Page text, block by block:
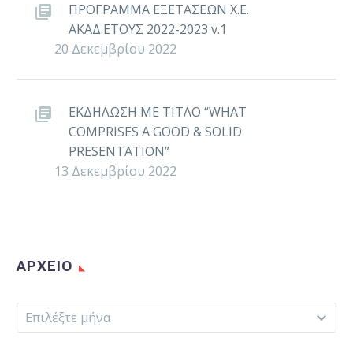
ΠΡΟΓΡΑΜΜΑ ΕΞΕΤΑΣΕΩΝ Χ.Ε.
ΑΚΑΔ.ΕΤΟΥΣ 2022-2023 v.1
20 Δεκεμβρίου 2022
ΕΚΔΗΛΩΣΗ ΜΕ ΤΙΤΛΟ “WHAT
COMPRISES A GOOD & SOLID
PRESENTATION”
13 Δεκεμβρίου 2022
ΑΡΧΕΊΟ
Αρχείο
Επιλέξτε μήνα